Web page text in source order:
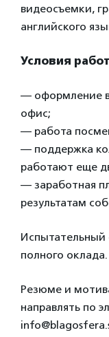
видеосъемки,
английского
Условия
— оформление в
офис;
— работа
— поддержка
работают еще
— заработная
результатам
Испытательный
полного оклада.
Резюме и
направлять по